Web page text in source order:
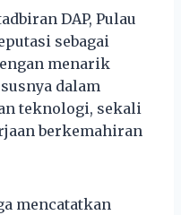
DAP, Pulau
sebagai
menarik
dalam
teknologi, sekali
berkemahiran
mencatatkan